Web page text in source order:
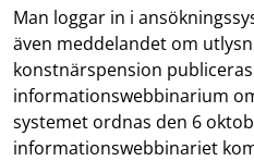
Man loggar in i
även meddelandet om
konstnärspension
informationswebbinarium
systemet ordnas den 6
informationswebbinariet